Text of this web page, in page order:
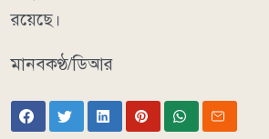
রয়েছে।
মানবকণ্ঠ/ডিআর